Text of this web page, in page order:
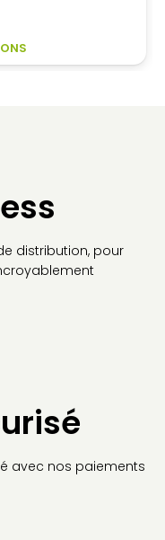
distribution, pour
avec nos paiements